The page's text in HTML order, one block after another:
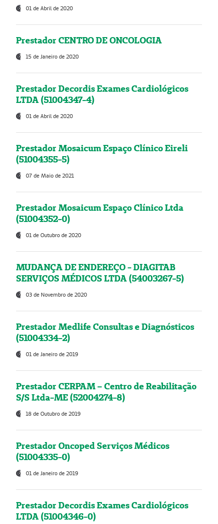
01 de Abril de 2020
Prestador CENTRO DE ONCOLOGIA
15 de Janeiro de 2020
Prestador Decordis Exames Cardiológicos
LTDA (51004347-4)
01 de Abril de 2020
Prestador Mosaicum Espaço Clínico Eireli
(51004355-5)
07 de Maio de 2021
Prestador Mosaicum Espaço Clínico Ltda
(51004352-0)
01 de Outubro de 2020
MUDANÇA DE ENDEREÇO - DIAGITAB
SERVIÇOS MÉDICOS LTDA (54003267-5)
03 de Novembro de 2020
Prestador Medlife Consultas e Diagnósticos
(51004334-2)
01 de Janeiro de 2019
Prestador CERPAM – Centro de Reabilitação
S/S Ltda-ME (52004274-8)
18 de Outubro de 2019
Prestador Oncoped Serviços Médicos
(51004335-0)
01 de Janeiro de 2019
Prestador Decordis Exames Cardiológicos
LTDA (51004346-0)